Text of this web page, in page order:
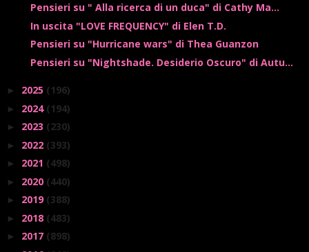
Pensieri su " Alla ricerca di un duca" di Cathy Ma...
In uscita "LOVE FREQUENCY" di Elen T.D.
Pensieri su "Hurricane wars" di Thea Guanzon
Pensieri su "Nightshade. Desiderio Oscuro" di Autu...
► 2025 (196)
► 2024 (194)
► 2023 (230)
► 2022 (393)
► 2021 (498)
► 2020 (440)
► 2019 (388)
► 2018 (483)
► 2017 (898)